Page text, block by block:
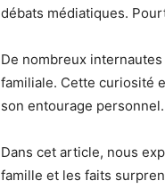
débats médiatiques.
De nombreux
familiale. Cette curiosité
son entourage personnel.
Dans cet article, nous
famille et les faits